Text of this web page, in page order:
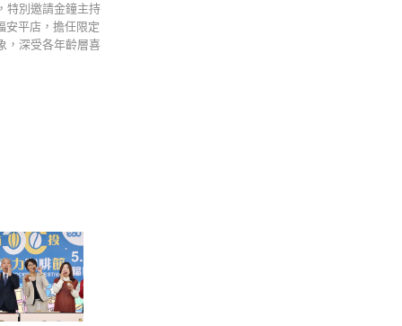
特別邀請金鐘主持
安平店，擔任限定
，深受各年齡層喜